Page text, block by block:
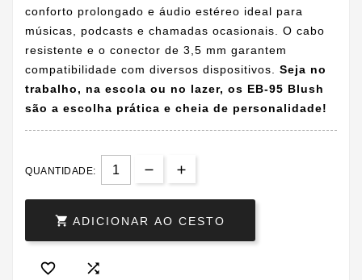
conforto prolongado e áudio estéreo ideal para
músicas, podcasts e chamadas ocasionais. O cabo
resistente e o conector de 3,5 mm garantem
compatibilidade com diversos dispositivos. Seja no
trabalho, na escola ou no lazer, os EB-95 Blush
são a escolha prática e cheia de personalidade!
QUANTIDADE:
 ADICIONAR AO CESTO
 